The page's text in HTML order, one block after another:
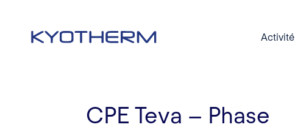
Activité
CPE Teva – Phase